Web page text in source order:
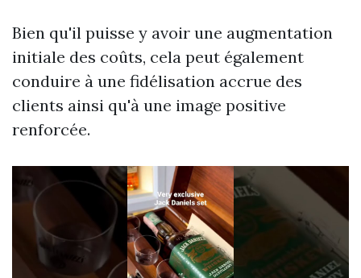
Bien qu'il puisse y avoir une augmentation
initiale des coûts, cela peut également
conduire à une fidélisation accrue des
clients ainsi qu'à une image positive
renforcée.